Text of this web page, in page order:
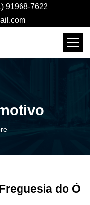
91968-7622
do Ó